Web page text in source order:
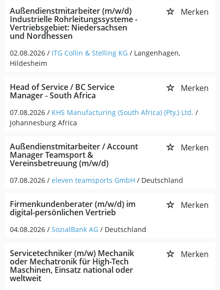
Außendienstmitarbeiter (m/w/d)
Industrielle Rohrleitungssysteme -
Vertriebsgebiet: Niedersachsen
und Nordhessen
Merken
02.08.2026 / ITG Collin & Stelling KG / Langenhagen,
Hildesheim
Head of Service / BC Service
Manager - South Africa
Merken
07.08.2026 / KHS Manufacturing (South Africa) (Pty.) Ltd. /
Johannesburg Africa
Außendienstmitarbeiter / Account
Manager Teamsport &
Vereinsbetreuung (m/w/d)
Merken
07.08.2026 / eleven teamsports GmbH / Deutschland
Firmenkundenberater (m/w/d) im
digital-persönlichen Vertrieb
Merken
04.08.2026 / SozialBank AG / Deutschland
Servicetechniker (m/w) Mechanik
oder Mechatronik für High-Tech
Maschinen, Einsatz national oder
weltweit
Merken